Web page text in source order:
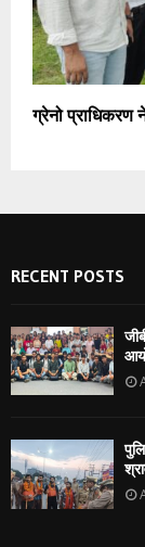
ग्रेनो प्राधिकरण
RECENT POSTS